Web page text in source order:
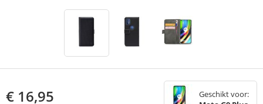
€ 16,95
Geschikt voor: